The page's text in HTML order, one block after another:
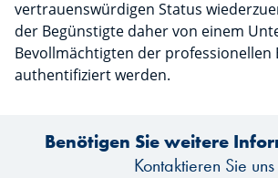
vertrauenswürdigen Status
der Begünstigte daher von einem
Bevollmächtigten der professionellen
authentifiziert werden.
Benötigen Sie weitere
Kontaktieren Sie uns